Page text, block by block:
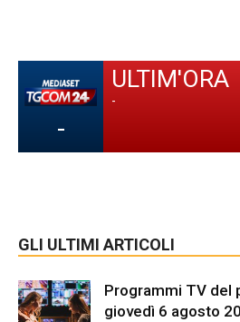
-
ULTIM'ORA
-
GLI ULTIMI ARTICOLI
Programmi TV del
giovedì 6 agosto